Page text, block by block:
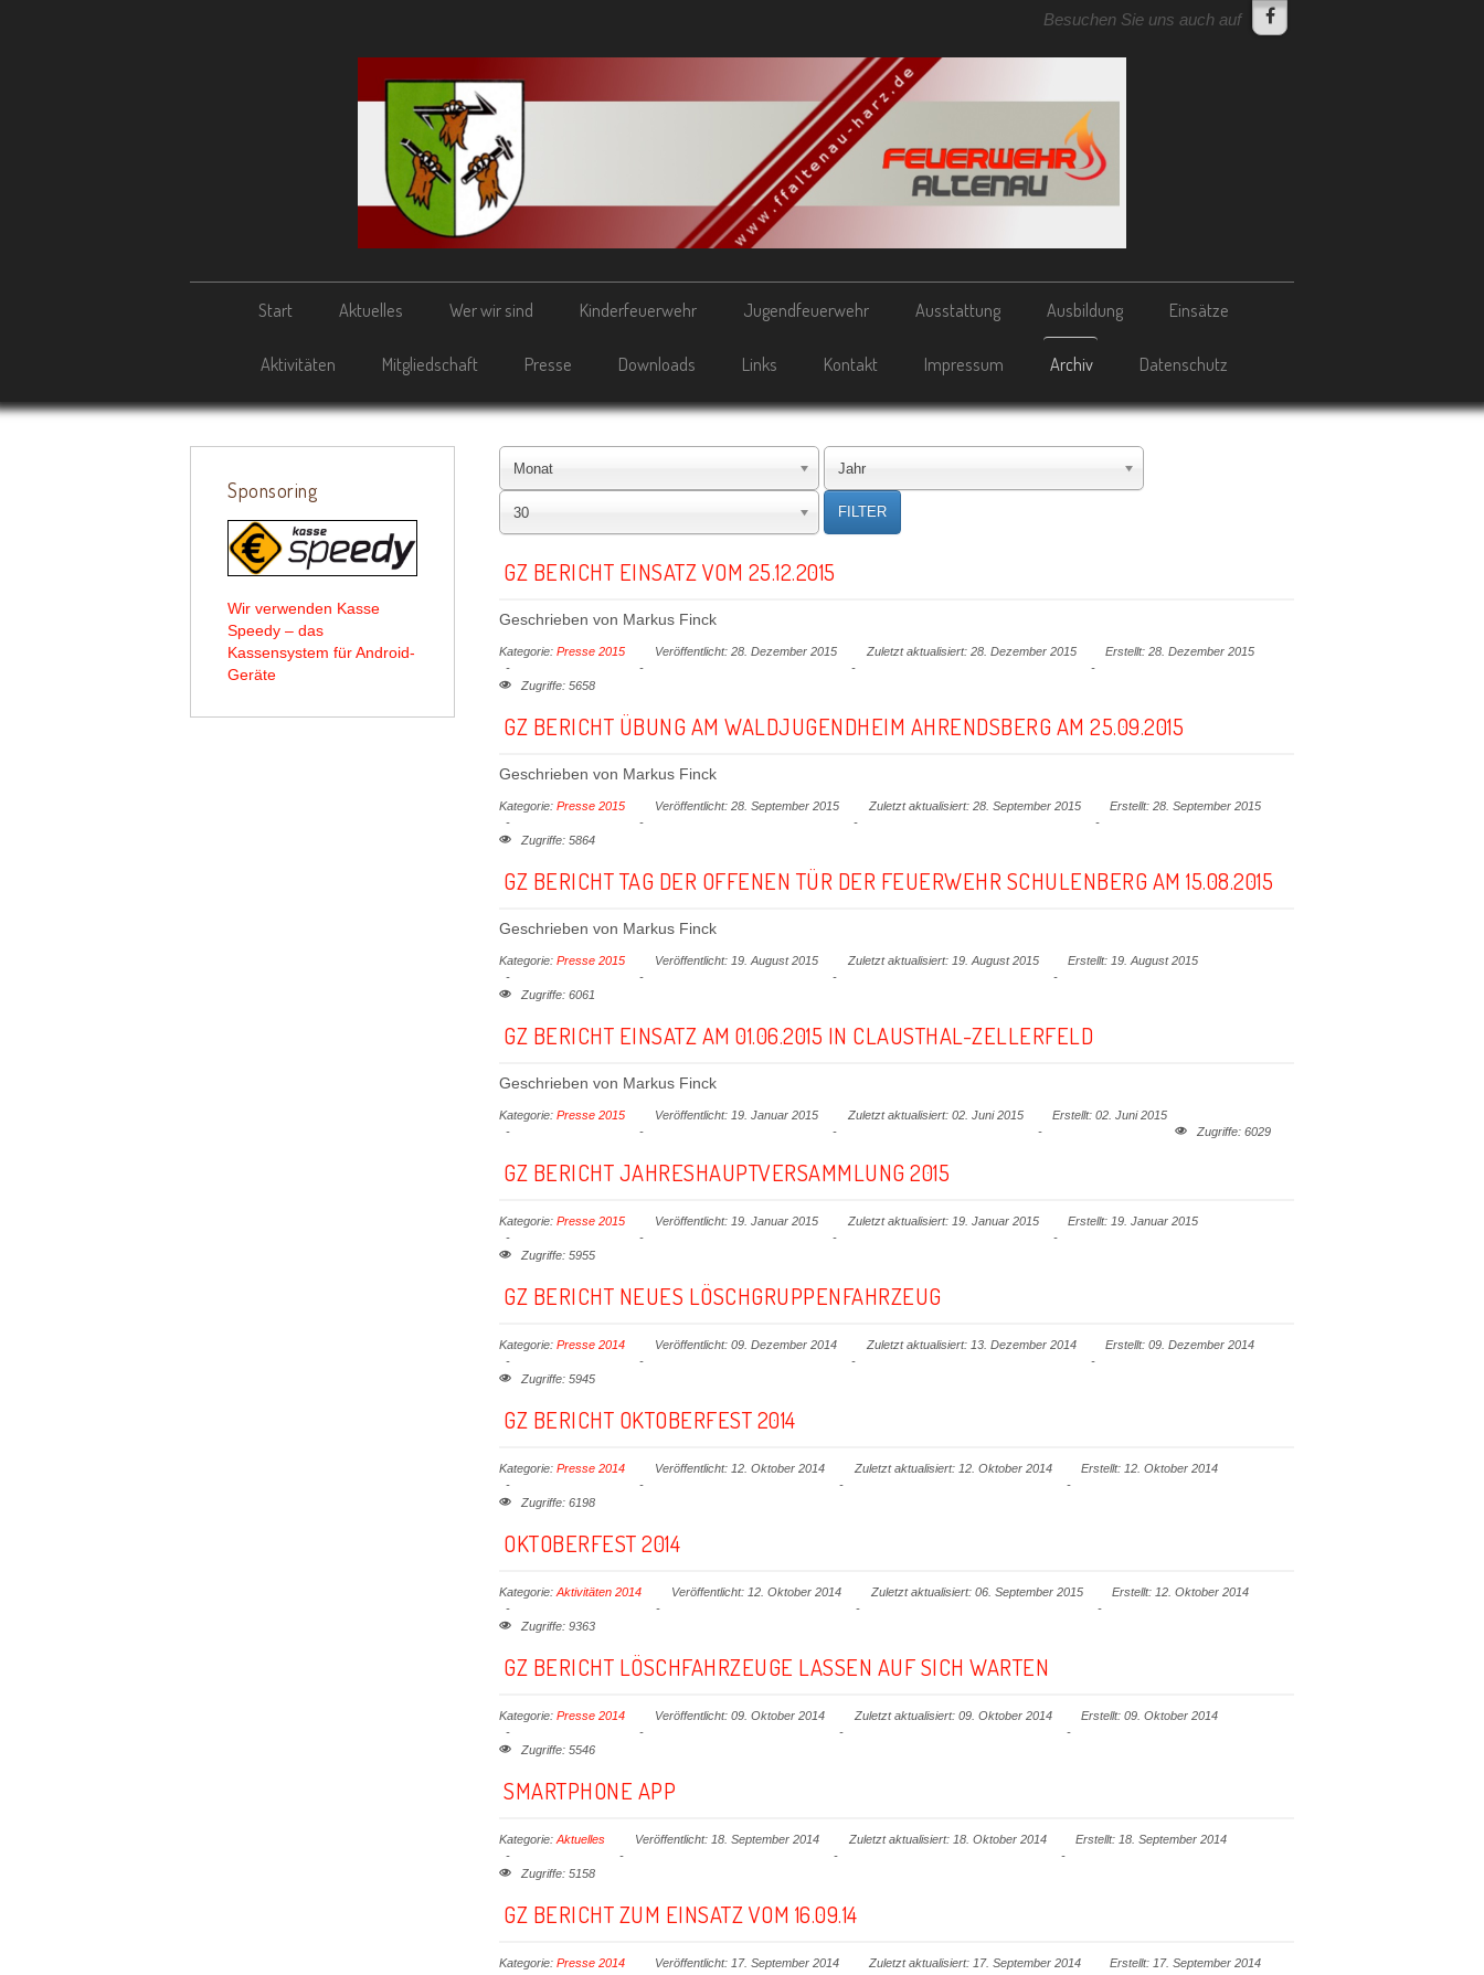
Besuchen Sie uns auch auf
Start Aktuelles Wer wir sind Kinderfeuerwehr Jugendfeuerwehr Ausstattung Ausbildung Einsätze
Aktivitäten Mitgliedschaft Presse Downloads Links Kontakt Impressum Archiv Datenschutz
Sponsoring
Wir verwenden Kasse
Speedy – das
Kassensystem für Android-
Geräte
Monat Jahr
30 FILTER
GZ BERICHT EINSATZ VOM 25.12.2015
Geschrieben von Markus Finck
Kategorie: Presse 2015 Veröffentlicht: 28. Dezember 2015 Zuletzt aktualisiert: 28. Dezember 2015 Erstellt: 28. Dezember 2015
Zugriffe: 5658
GZ BERICHT ÜBUNG AM WALDJUGENDHEIM AHRENDSBERG AM 25.09.2015
Geschrieben von Markus Finck
Kategorie: Presse 2015 Veröffentlicht: 28. September 2015 Zuletzt aktualisiert: 28. September 2015 Erstellt: 28. September 2015
Zugriffe: 5864
GZ BERICHT TAG DER OFFENEN TÜR DER FEUERWEHR SCHULENBERG AM 15.08.2015
Geschrieben von Markus Finck
Kategorie: Presse 2015 Veröffentlicht: 19. August 2015 Zuletzt aktualisiert: 19. August 2015 Erstellt: 19. August 2015
Zugriffe: 6061
GZ BERICHT EINSATZ AM 01.06.2015 IN CLAUSTHAL-ZELLERFELD
Geschrieben von Markus Finck
Kategorie: Presse 2015 Veröffentlicht: 19. Januar 2015 Zuletzt aktualisiert: 02. Juni 2015
Erstellt: 02. Juni 2015
Zugriffe: 6029
GZ BERICHT JAHRESHAUPTVERSAMMLUNG 2015
Kategorie: Presse 2015 Veröffentlicht: 19. Januar 2015 Zuletzt aktualisiert: 19. Januar 2015 Erstellt: 19. Januar 2015
Zugriffe: 5955
GZ BERICHT NEUES LÖSCHGRUPPENFAHRZEUG
Kategorie: Presse 2014 Veröffentlicht: 09. Dezember 2014 Zuletzt aktualisiert: 13. Dezember 2014 Erstellt: 09. Dezember 2014
Zugriffe: 5945
GZ BERICHT OKTOBERFEST 2014
Kategorie: Presse 2014 Veröffentlicht: 12. Oktober 2014 Zuletzt aktualisiert: 12. Oktober 2014 Erstellt: 12. Oktober 2014
Zugriffe: 6198
OKTOBERFEST 2014
Kategorie: Aktivitäten 2014 Veröffentlicht: 12. Oktober 2014 Zuletzt aktualisiert: 06. September 2015 Erstellt: 12. Oktober 2014
Zugriffe: 9363
GZ BERICHT LÖSCHFAHRZEUGE LASSEN AUF SICH WARTEN
Kategorie: Presse 2014 Veröffentlicht: 09. Oktober 2014 Zuletzt aktualisiert: 09. Oktober 2014 Erstellt: 09. Oktober 2014
Zugriffe: 5546
SMARTPHONE APP
Kategorie: Aktuelles Veröffentlicht: 18. September 2014 Zuletzt aktualisiert: 18. Oktober 2014 Erstellt: 18. September 2014
Zugriffe: 5158
GZ BERICHT ZUM EINSATZ VOM 16.09.14
Kategorie: Presse 2014 Veröffentlicht: 17. September 2014 Zuletzt aktualisiert: 17. September 2014 Erstellt: 17. September 2014